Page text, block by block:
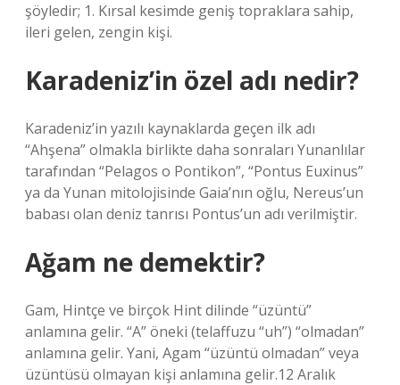
şöyledir; 1. Kırsal kesimde geniş topraklara sahip,
ileri gelen, zengin kişi.
Karadeniz’in özel adı nedir?
Karadeniz’in yazılı kaynaklarda geçen ilk adı
“Ahşena” olmakla birlikte daha sonraları Yunanlılar
tarafından “Pelagos o Pontikon”, “Pontus Euxinus”
ya da Yunan mitolojisinde Gaia’nın oğlu, Nereus’un
babası olan deniz tanrısı Pontus’un adı verilmiştir.
Ağam ne demektir?
Gam, Hintçe ve birçok Hint dilinde “üzüntü”
anlamına gelir. “A” öneki (telaffuzu “uh”) “olmadan”
anlamına gelir. Yani, Agam “üzüntü olmadan” veya
üzüntüsü olmayan kişi anlamına gelir.12 Aralık